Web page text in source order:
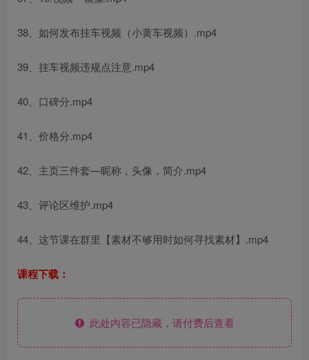
38、如何发布挂车视频（小黄车视频）.mp4
39、挂车视频违规点注意.mp4
40、口碑分.mp4
41、价格分.mp4
42、主页三件套—昵称，头像，简介.mp4
43、评论区维护.mp4
44、这节课在群里【素材不够用时如何寻找素材】.mp4
课程下载：
此处内容已隐藏，请付费后查看